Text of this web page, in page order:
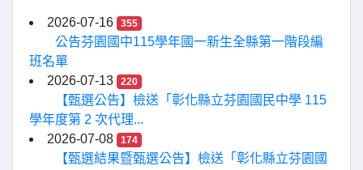
2026-07-16 355
公告芬園國中115學年國一新生全縣第一階段編
班名單
2026-07-13
220
【甄選公告】檢送「彰化縣立芬園國民中學 115
學年度第 2 次代理...
2026-07-08
174
【甄選結果暨甄選公告】檢送「彰化縣立芬園國